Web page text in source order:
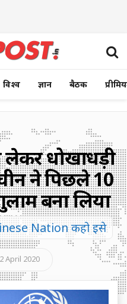
विश्व ज्ञान बैठक
धोखाधड़ी
ने पिछले 10
बना लिया
Nation कहो इसे
April 2020